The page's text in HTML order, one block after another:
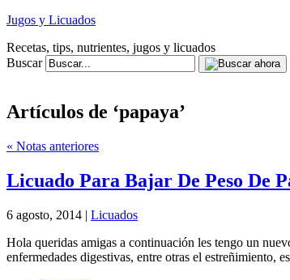
Jugos y Licuados
Recetas, tips, nutrientes, jugos y licuados
Buscar
Artículos de ‘papaya’
« Notas anteriores
Licuado Para Bajar De Peso De
6 agosto, 2014 | Licuados
Hola queridas amigas a continuación les tengo un
enfermedades digestivas, entre otras el estreñimiento,